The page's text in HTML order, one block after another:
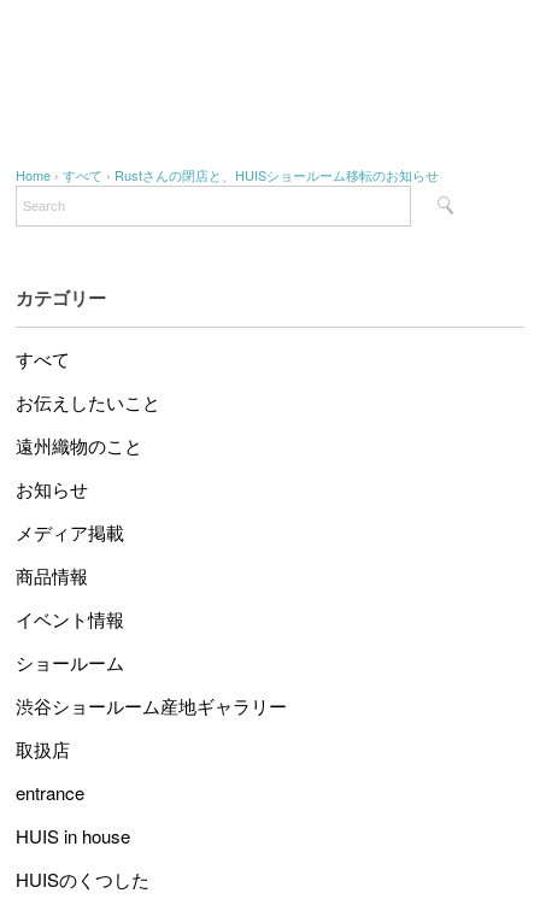
Home ›すべて › Rustさんの閉店と、HUISショールーム移転のお知らせ
カテゴリー
すべて
お伝えしたいこと
遠州織物のこと
お知らせ
メディア掲載
商品情報
イベント情報
ショールーム
渋谷ショールーム産地ギャラリー
取扱店
entrance
HUIS in house
HUISのくつした